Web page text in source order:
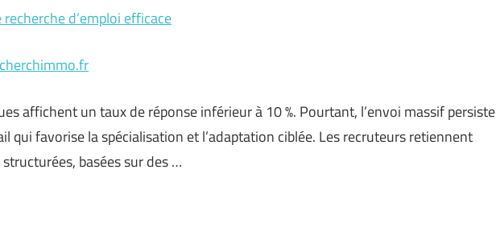
d’emploi efficace
affichent un taux de réponse inférieur à 10 %. Pourtant, l’envoi massif persiste
qui favorise la spécialisation et l’adaptation ciblée. Les recruteurs retiennent
basées sur des …